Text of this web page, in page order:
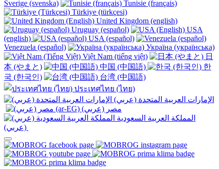
Sverige (svenska)
Tunisie (français)
Türkiye (türkçesi)
United Kingdom (english)
Uruguay (español)
USA
(english)
USA (español)
Venezuela (español)
Україна (українська)
Việt Nam (tiếng việt)
日
本 (やまと)
中国 (中国語)
한
국 (한국인)
台湾 (中国語)
ประเทศไทย (ไทย)